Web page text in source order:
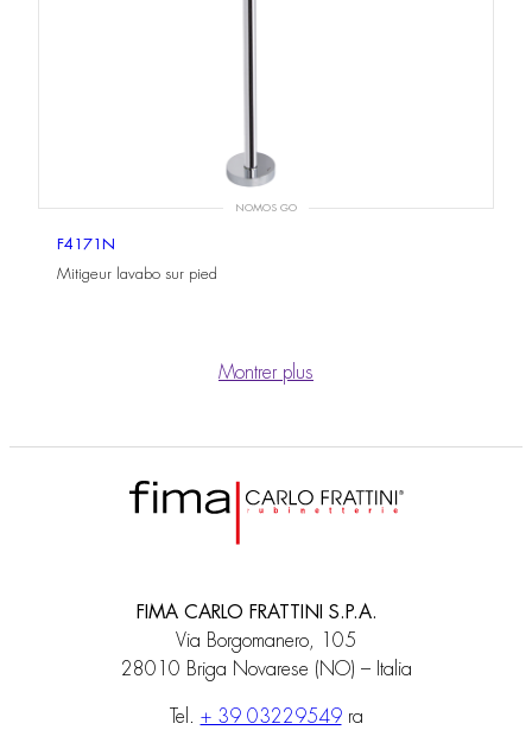
NOMOS GO
F4171N
Mitigeur lavabo sur pied
Montrer plus
FIMA CARLO FRATTINI S.P.A.
Via Borgomanero, 105
28010 Briga Novarese (NO) – Italia
Tel. + 39 03229549ra